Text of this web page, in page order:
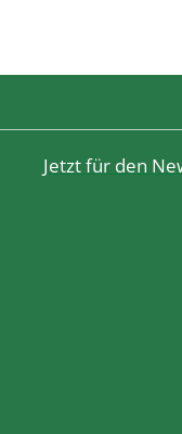
Jetzt für den